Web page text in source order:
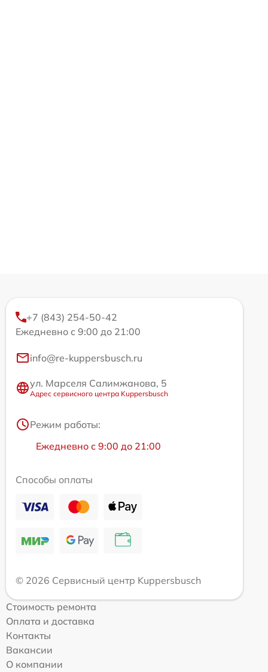
+7 (843) 254-50-42
Ежедневно с 9:00 до 21:00
info@re-kuppersbusch.ru
ул. Марселя Салимжанова, 5
Адрес сервисного центра Kuppersbusch
Режим работы:
Ежедневно с 9:00 до 21:00
Способы оплаты
© 2026 Сервисный центр Kuppersbusch
Стоимость ремонта
Оплата и доставка
Контакты
Вакансии
О компании